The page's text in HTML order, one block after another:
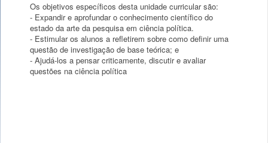
Os objetivos específicos desta unidade curricular são:
- Expandir e aprofundar o conhecimento científico do
estado da arte da pesquisa em ciência política.
- Estimular os alunos a refletirem sobre como definir uma
questão de investigação de base teórica; e
- Ajudá-los a pensar criticamente, discutir e avaliar
questões na ciência política